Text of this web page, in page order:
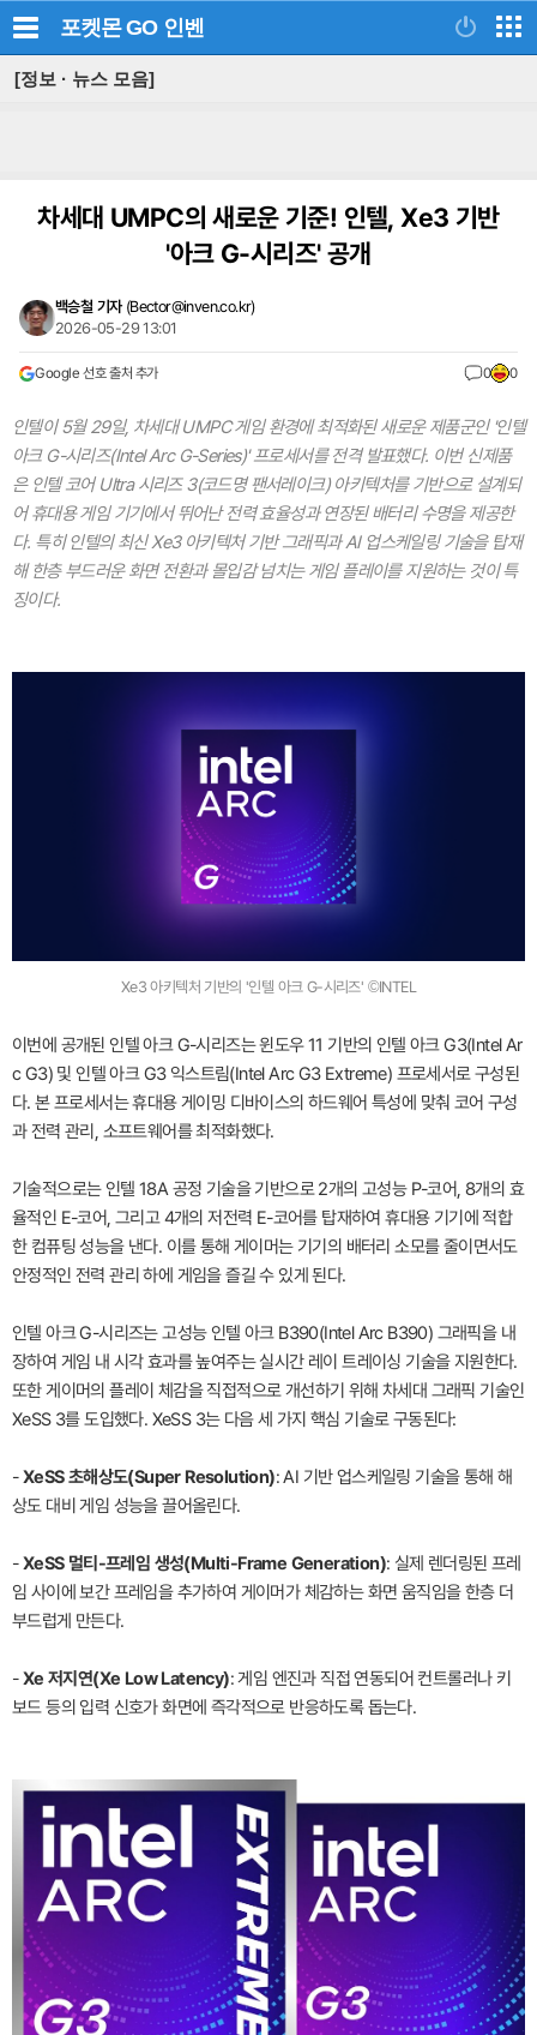
포켓몬 GO 인벤
[정보 · 뉴스 모음]
차세대 UMPC의 새로운 기준! 인텔, Xe3 기반
'아크 G-시리즈' 공개
백승철 기자 (Bector@inven.co.kr)
2026-05-29 13:01
Google 선호 출처 추가 0 0
인텔이 5월 29일, 차세대 UMPC 게임 환경에 최적화된 새로운 제품군인 '인텔
아크 G-시리즈(Intel Arc G-Series)' 프로세서를 전격 발표했다. 이번 신제품
은 인텔 코어 Ultra 시리즈 3(코드명 팬서레이크) 아키텍처를 기반으로 설계되
어 휴대용 게임 기기에서 뛰어난 전력 효율성과 연장된 배터리 수명을 제공한
다. 특히 인텔의 최신 Xe3 아키텍처 기반 그래픽과 AI 업스케일링 기술을 탑재
해 한층 부드러운 화면 전환과 몰입감 넘치는 게임 플레이를 지원하는 것이 특
징이다.
Xe3 아키텍처 기반의 '인텔 아크 G-시리즈' ©INTEL
이번에 공개된 인텔 아크 G-시리즈는 윈도우 11 기반의 인텔 아크 G3(Intel Ar
c G3) 및 인텔 아크 G3 익스트림(Intel Arc G3 Extreme) 프로세서로 구성된
다. 본 프로세서는 휴대용 게이밍 디바이스의 하드웨어 특성에 맞춰 코어 구성
과 전력 관리, 소프트웨어를 최적화했다.
기술적으로는 인텔 18A 공정 기술을 기반으로 2개의 고성능 P-코어, 8개의 효
율적인 E-코어, 그리고 4개의 저전력 E-코어를 탑재하여 휴대용 기기에 적합
한 컴퓨팅 성능을 낸다. 이를 통해 게이머는 기기의 배터리 소모를 줄이면서도
안정적인 전력 관리 하에 게임을 즐길 수 있게 된다.
인텔 아크 G-시리즈는 고성능 인텔 아크 B390(Intel Arc B390) 그래픽을 내
장하여 게임 내 시각 효과를 높여주는 실시간 레이 트레이싱 기술을 지원한다.
또한 게이머의 플레이 체감을 직접적으로 개선하기 위해 차세대 그래픽 기술인
XeSS 3를 도입했다. XeSS 3는 다음 세 가지 핵심 기술로 구동된다:
-XeSS 초해상도(Super Resolution): AI 기반 업스케일링 기술을 통해 해
상도 대비 게임 성능을 끌어올린다.
-XeSS 멀티-프레임 생성(Multi-Frame Generation): 실제 렌더링된 프레
임 사이에 보간 프레임을 추가하여 게이머가 체감하는 화면 움직임을 한층 더
부드럽게 만든다.
-Xe 저지연(Xe Low Latency): 게임 엔진과 직접 연동되어 컨트롤러나 키
보드 등의 입력 신호가 화면에 즉각적으로 반응하도록 돕는다.